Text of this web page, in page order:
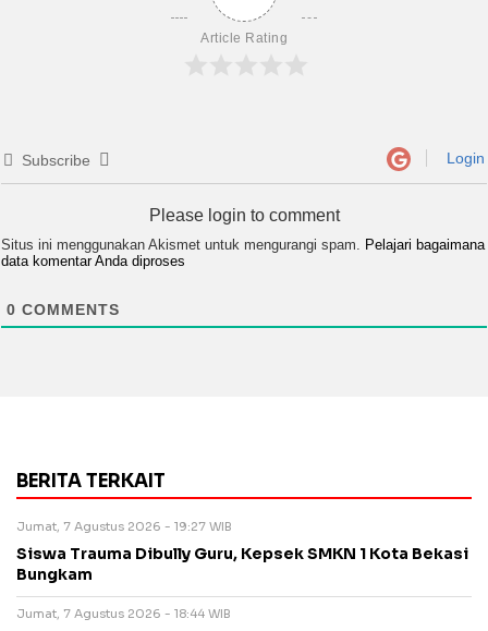
Article Rating
Subscribe Login
Please login to comment
Situs ini menggunakan Akismet untuk mengurangi spam. Pelajari bagaimana
data komentar Anda diproses
0 COMMENTS
BERITA TERKAIT
Jumat, 7 Agustus 2026 - 19:27 WIB
Siswa Trauma Dibully Guru, Kepsek SMKN 1 Kota Bekasi
Bungkam
Jumat, 7 Agustus 2026 - 18:44 WIB